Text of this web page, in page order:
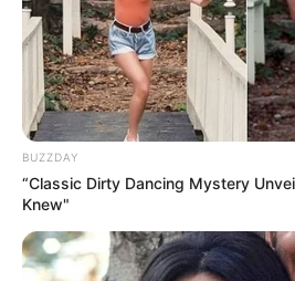
Am einfachsten sind die
ausgeschilderten
Bodenmais aus zu erreichen.
Bodenmais liegenden
der Landkarte von OpenStreetMap:
BUZZDAY
“Classic Dirty Dancing Mystery
Knew"